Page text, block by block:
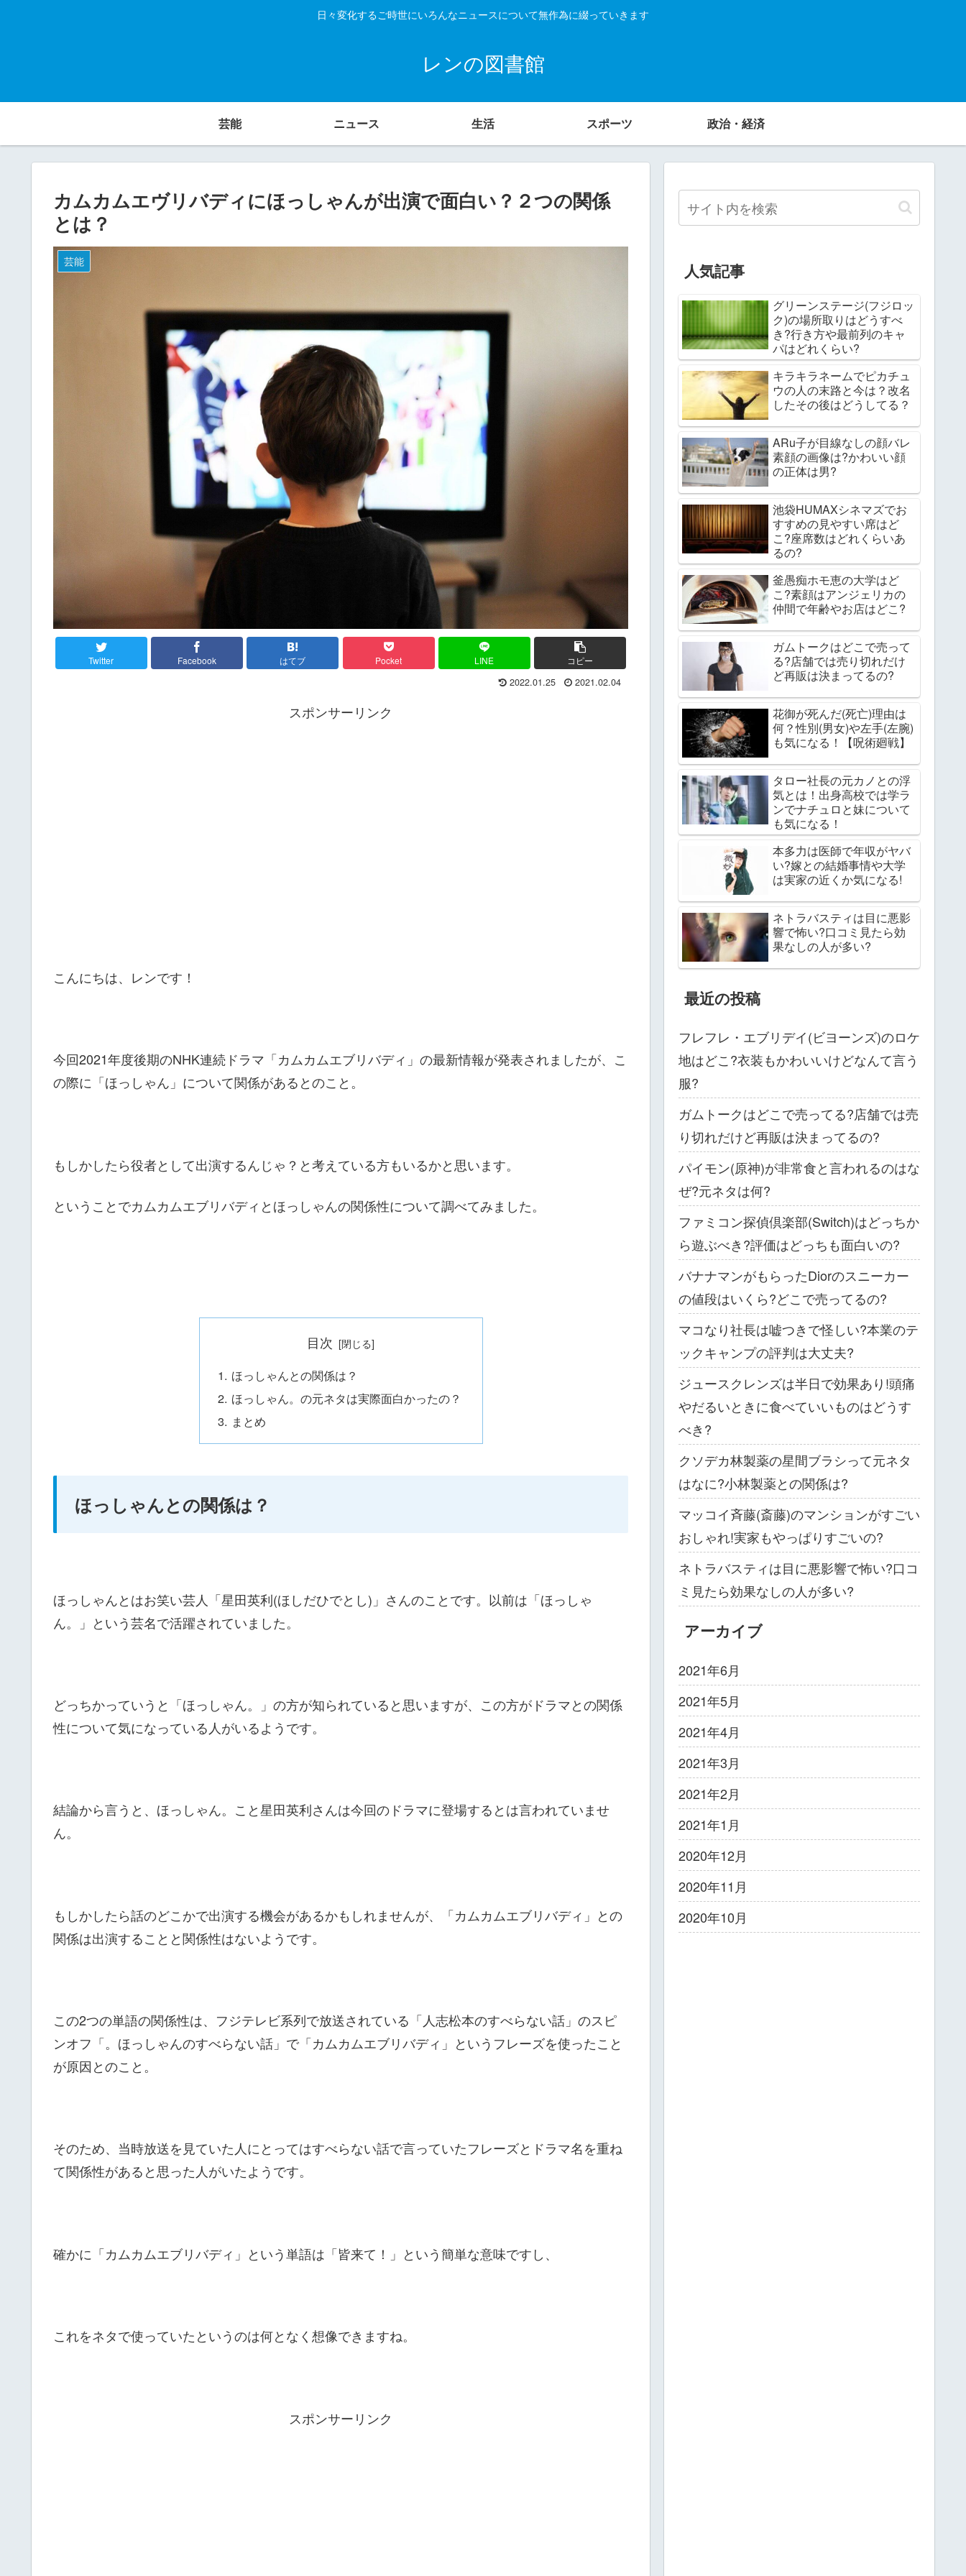
日々変化するご時世にいろんなニュースについて無作為に綴っていきます
レンの図書館
芸能 ニュース 生活 スポーツ 政治・経済
カムカムエヴリバディにほっしゃんが出演で面白い？２つの関係
とは？
芸能
Twitter Facebook はてブ Pocket LINE コピー
2022.01.25 2021.02.04
スポンサーリンク
こんにちは、レンです！
今回2021年度後期のNHK連続ドラマ「カムカムエブリバディ」の最新情報が発表されましたが、こ
の際に「ほっしゃん」について関係があるとのこと。
もしかしたら役者として出演するんじゃ？と考えている方もいるかと思います。
ということでカムカムエブリバディとほっしゃんの関係性について調べてみました。
目次
ほっしゃんとの関係は？
ほっしゃん。の元ネタは実際面白かったの？
まとめ
ほっしゃんとの関係は？
ほっしゃんとはお笑い芸人「星田英利(ほしだひでとし)」さんのことです。以前は「ほっしゃ
ん。」という芸名で活躍されていました。
どっちかっていうと「ほっしゃん。」の方が知られていると思いますが、この方がドラマとの関係
性について気になっている人がいるようです。
結論から言うと、ほっしゃん。こと星田英利さんは今回のドラマに登場するとは言われていませ
ん。
もしかしたら話のどこかで出演する機会があるかもしれませんが、「カムカムエブリバディ」との
関係は出演することと関係性はないようです。
この2つの単語の関係性は、フジテレビ系列で放送されている「人志松本のすべらない話」のスピ
ンオフ「。ほっしゃんのすべらない話」で「カムカムエブリバディ」というフレーズを使ったこと
が原因とのこと。
そのため、当時放送を見ていた人にとってはすべらない話で言っていたフレーズとドラマ名を重ね
て関係性があると思った人がいたようです。
確かに「カムカムエブリバディ」という単語は「皆来て！」という簡単な意味ですし、
これをネタで使っていたというのは何となく想像できますね。
スポンサーリンク
人気記事
グリーンステージ(フジロッ
ク)の場所取りはどうすべ
き?行き方や最前列のキャ
パはどれくらい?
キラキラネームでピカチュ
ウの人の末路と今は？改名
したその後はどうしてる？
ARu子が目線なしの顔バレ
素顔の画像は?かわいい顔
の正体は男?
池袋HUMAXシネマズでお
すすめの見やすい席はど
こ?座席数はどれくらいあ
るの?
釜愚痴ホモ恵の大学はど
こ?素顔はアンジェリカの
仲間で年齢やお店はどこ?
ガムトークはどこで売って
る?店舗では売り切れだけ
ど再販は決まってるの?
花御が死んだ(死亡)理由は
何？性別(男女)や左手(左腕)
も気になる！【呪術廻戦】
タロー社長の元カノとの浮
気とは！出身高校では学ラ
ンでナチュロと妹について
も気になる！
本多力は医師で年収がヤバ
い?嫁との結婚事情や大学
は実家の近くか気になる!
ネトラバスティは目に悪影
響で怖い?口コミ見たら効
果なしの人が多い?
最近の投稿
フレフレ・エブリデイ(ビヨーンズ)のロケ
地はどこ?衣装もかわいいけどなんて言う
服?
ガムトークはどこで売ってる?店舗では売
り切れだけど再販は決まってるの?
パイモン(原神)が非常食と言われるのはな
ぜ?元ネタは何?
ファミコン探偵倶楽部(Switch)はどっちか
ら遊ぶべき?評価はどっちも面白いの?
バナナマンがもらったDiorのスニーカー
の値段はいくら?どこで売ってるの?
マコなり社長は嘘つきで怪しい?本業のテ
ックキャンプの評判は大丈夫?
ジュースクレンズは半日で効果あり!頭痛
やだるいときに食べていいものはどうす
べき?
クソデカ林製薬の星間ブラシって元ネタ
はなに?小林製薬との関係は?
マッコイ斉藤(斎藤)のマンションがすごい
おしゃれ!実家もやっぱりすごいの?
ネトラバスティは目に悪影響で怖い?口コ
ミ見たら効果なしの人が多い?
アーカイブ
2021年6月
2021年5月
2021年4月
2021年3月
2021年2月
2021年1月
2020年12月
2020年11月
2020年10月